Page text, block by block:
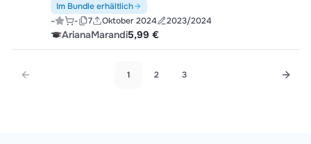
Im Bundle erhältlich
- - 7 Oktober 2024 2023/2024
ArianaMarandi5,99 €
1 2 3